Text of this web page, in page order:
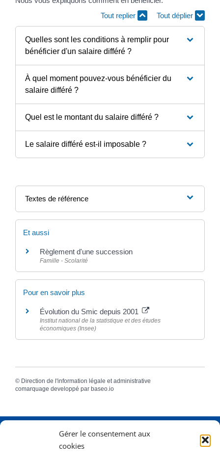
Gérer le consentement aux
cookies
Tout replier
Tout déplier
Quelles sont les conditions à remplir pour
bénéficier d'un salaire différé ?
À quel moment pouvez-vous bénéficier du
salaire différé ?
Quel est le montant du salaire différé ?
Le salaire différé est-il imposable ?
Textes de référence
Et aussi
Règlement d'une succession
Famille - Scolarité
Pour en savoir plus
Évolution du Smic depuis 2001
Institut national de la statistique et des études
économiques (Insee)
© Direction de l'information légale et administrative
comarquage developpé par baseo.io
2 Rue Dame Pernette